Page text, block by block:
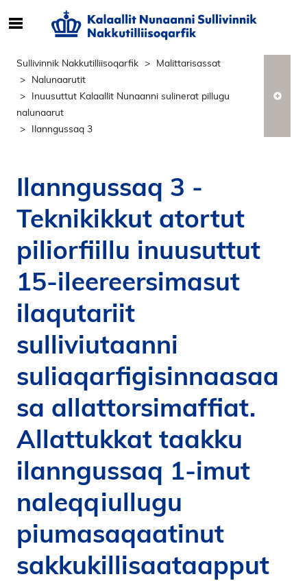
g
e
f
e
d
o
d
p
å
i
e
n
Sullivinnik Nakkutilliisoqarfik
Malittarisassat
Nalunaarutit
Inuusuttut Kalaallit Nunaanni sulinerat pillugu
nalunaarut
Ilanngussaq 3
Ilanngussaq 3 -
Teknikikkut atortut
piliorfiillu inuusuttut
15-ileereersimasut
ilaqutariit
sulliviutaanni
suliaqarfigisinnaasaa
sa allattorsimaffiat.
Allattukkat taakku
ilanngussaq 1-imut
naleqqiullugu
piumasaqaatinut
sakkukillisaataapput